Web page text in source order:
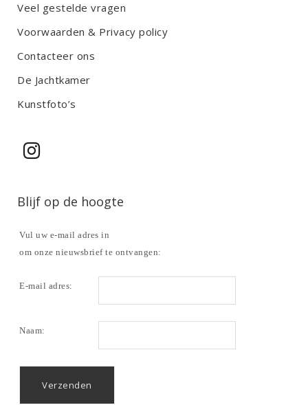
Veel gestelde vragen
Voorwaarden & Privacy policy
Contacteer ons
De Jachtkamer
Kunstfoto’s
Blijf op de hoogte
Vul uw e-mail adres in
om onze nieuwsbrief te ontvangen:
E-mail adres:
Naam: